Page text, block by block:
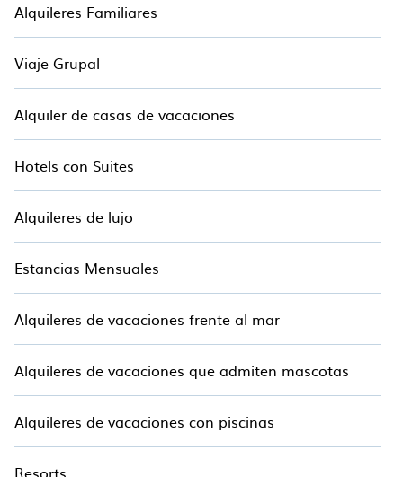
Alquileres Familiares
Viaje Grupal
Alquiler de casas de vacaciones
Hotels con Suites
Alquileres de lujo
Estancias Mensuales
Alquileres de vacaciones frente al mar
Alquileres de vacaciones que admiten mascotas
Alquileres de vacaciones con piscinas
Resorts